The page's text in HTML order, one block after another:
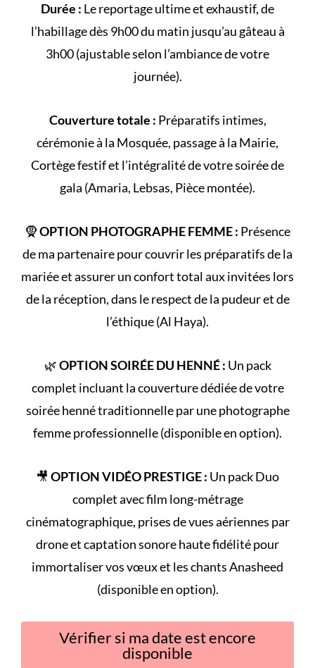
Durée : Le reportage ultime et exhaustif, de
l’habillage dès 9h00 du matin jusqu’au gâteau à
3h00 (ajustable selon l’ambiance de votre
journée).
Couverture totale : Préparatifs intimes,
cérémonie à la Mosquée, passage à la Mairie,
Cortègefestif et l’intégralité de votresoirée de
gala (Amaria, Lebsas, Pièce montée).
🧕OPTION PHOTOGRAPHE FEMME : Présence
de ma partenaire pour couvrir les préparatifs de la
mariée et assurer un confort total aux invitées lors
de la réception, dans le respect de la pudeur et de
l’éthique (Al Haya).
🌿OPTION SOIRÉE DU HENNÉ : Un pack
complet incluant la couverture dédiée de votre
soirée hennétraditionnelle par une photographe
femme professionnelle (disponible en option).
🎥 OPTION VIDÉO PRESTIGE : Un pack Duo
complet avec film long-métrage
cinématographique, prises de vues aériennes par
drone et captation sonore haute fidélité pour
immortaliser vos vœux et les chants Anasheed
(disponible en option).
Vérifier si ma date est encore
disponible